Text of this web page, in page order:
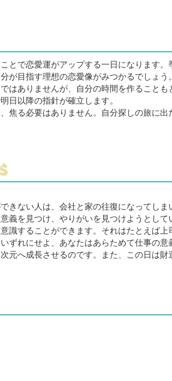
とで恋愛運がアップする一日になります。
が目指す理想の恋愛像がみつかるでしょう。
ありませんが、自分の時間を作ることも
日以降の指針が確立します。
焦る必要はありません。自分探しの旅に
ない人は、会社と家の往復になってしま
義を見つけ、やりがいを見つけようとして
識することができます。それはたとえば
ずれにせよ、あなたはあらためて仕事の
元へ成長させるのです。また、この日は財